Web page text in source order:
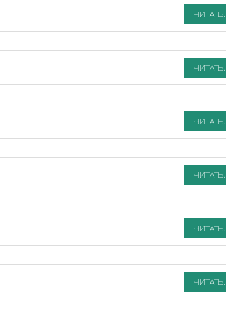
ЧИТАТЬ...
ЧИТАТЬ...
ЧИТАТЬ...
ЧИТАТЬ...
ЧИТАТЬ...
ЧИТАТЬ...